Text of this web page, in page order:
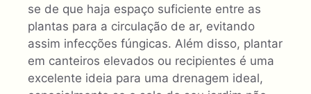
se de que haja espaço suficiente entre as
plantas para a circulação de ar, evitando
assim infecções fúngicas. Além disso, plantar
em canteiros elevados ou recipientes é uma
excelente ideia para uma drenagem ideal,